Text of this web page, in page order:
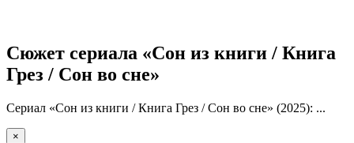
Сюжет сериала «Сон из книги / Книга
Грез / Сон во сне»
Сериал «Сон из книги / Книга Грез / Сон во сне» (2025): ...
×